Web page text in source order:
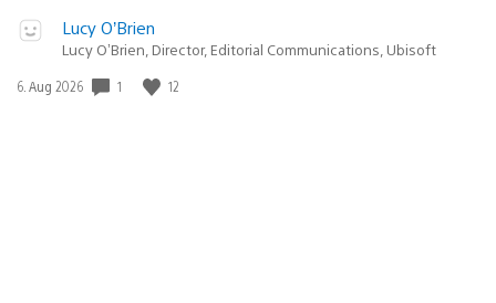
Lucy O’Brien
Lucy O’Brien, Director, Editorial Communications, Ubisoft
Veröffentlichungsdatum:
6. Aug 2026 1 12